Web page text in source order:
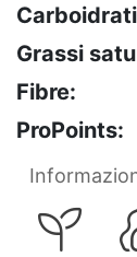
Grassi
Fibre:
ProPoints: